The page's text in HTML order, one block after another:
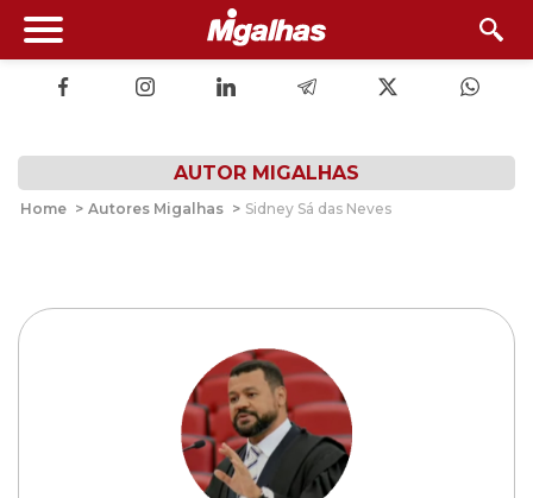
AUTOR MIGALHAS
Home > Autores Migalhas > Sidney Sá das Neves